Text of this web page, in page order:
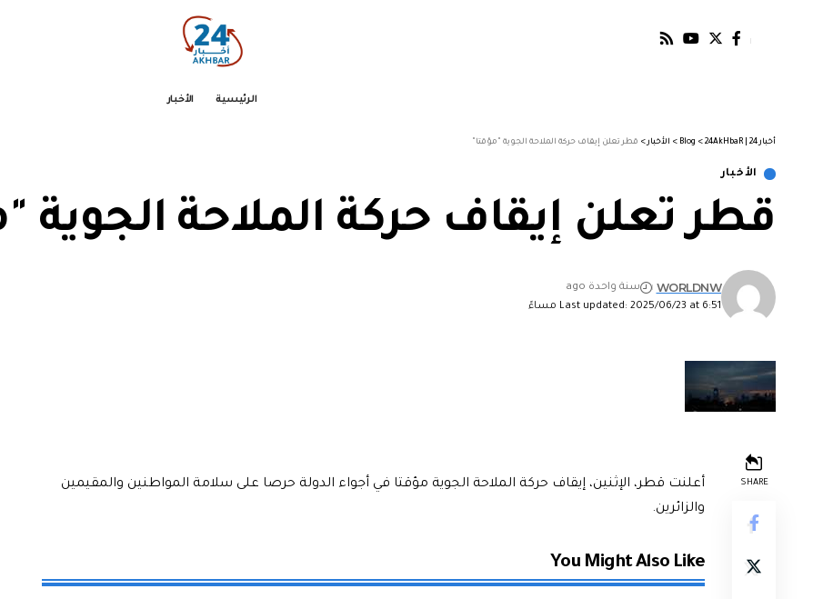
الرئيسية الأخبار
أخبار 24 | 24AkHbaR >
Blog
> الأخبار > قطر تعلن إيقاف حركة الملاحة الجوية "مؤقتا"
الأخبار
قطر تعلن إيقاف حركة الملاحة الجوية
Last updated: 2025/06/23 at 6:51 مساءً
WORLDNW
سنة واحدة ago
SHARE
أعلنت قطر، الإثنين، إيقاف حركة الملاحة الجوية مؤقتا في أجواء الدولة حرصا على سلامة المواطنين والمقيمين
والزائرين.
You Might Also Like